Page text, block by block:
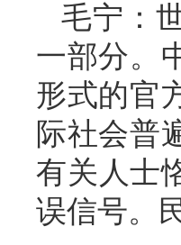
毛宁：
一部分。
形式的官
际社会普
有关人士
误信号。